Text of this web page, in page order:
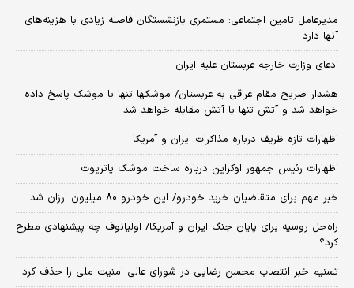
مدیرعامل تامین اجتماعی: مستمری بازنشستگان فاصله زیادی با هزینه‌های
آنها دارد
ادعای وزارت خارجه عربستان علیه ایران
هشدار صریح مقام عراقی به عربستان/ موشکها تنها با موشک پاسخ داده
خواهد شد و آتش تنها با آتش مقابله خواهد شد
اظهارات تازه ظریف درباره مذاکرات ایران و آمریکا
اظهارات رئیس جمهور اوکراین درباره ساخت موشک پاتریوت
خبر مهم برای متقاضیان خرید خودرو/ این خودرو ۸۰ میلیون ارزان شد
راه‌حل روسیه برای پایان جنگ ایران و آمریکا/ اولیانوف چه پیشنهادی مطرح
کرد؟
تسنیم خبر انتصاب محسن رضایی در شورای عالی امنیت ملی را حذف کرد